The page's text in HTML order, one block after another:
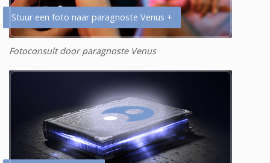
Stuur een foto naar paragnoste Venus +
Fotoconsult door paragnoste Venus